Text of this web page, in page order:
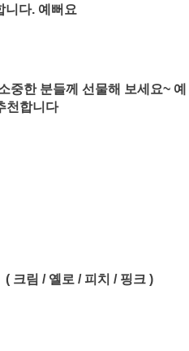
니다. 예뻐요
중한 분들께 선물해 보세요~ 예
천합니다
크림 / 옐로 / 피치 / 핑크 )